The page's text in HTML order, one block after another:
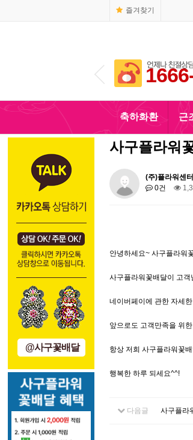
즐겨찾기
축하화환 근
@사구꽃배달
사구플라워
(주)플라워센터
0건
안녕하세요~ 사구플라워
사구플라워꽃배달이 고
네이버페이에 관한 자세
앞으로도 고객만족을 위
항상 저희 사구플라워꽃
행복한 하루 되세요^^!
다음글 사구플라